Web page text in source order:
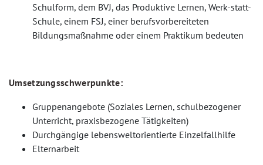
Schulform, dem BVJ, das Produktive Lernen, Werk-statt-
Schule, einem FSJ, einer berufsvorbereiteten
Bildungsmaßnahme oder einem Praktikum bedeuten
Umsetzungsschwerpunkte:
Gruppenangebote (Soziales Lernen, schulbezogener
Unterricht, praxisbezogene Tätigkeiten)
Durchgängige lebensweltorientierte Einzelfallhilfe
Elternarbeit